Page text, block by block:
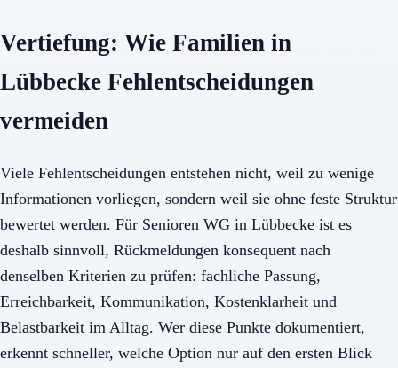
Vertiefung: Wie Familien in
Lübbecke Fehlentscheidungen
vermeiden
Viele Fehlentscheidungen entstehen nicht, weil zu wenige
Informationen vorliegen, sondern weil sie ohne feste Struktur
bewertet werden. Für Senioren WG in Lübbecke ist es
deshalb sinnvoll, Rückmeldungen konsequent nach
denselben Kriterien zu prüfen: fachliche Passung,
Erreichbarkeit, Kommunikation, Kostenklarheit und
Belastbarkeit im Alltag. Wer diese Punkte dokumentiert,
erkennt schneller, welche Option nur auf den ersten Blick